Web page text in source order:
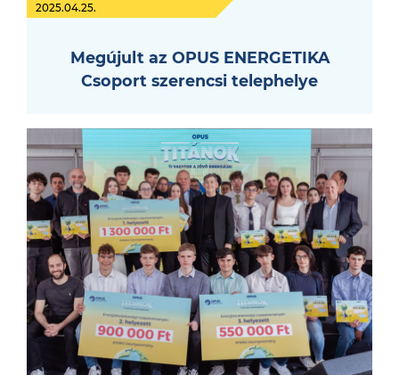
2025.04.25.
Megújult az OPUS ENERGETIKA
Csoport szerencsi telephelye